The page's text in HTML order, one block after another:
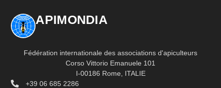
APIMONDIA
Fédération internationale des associations d'apiculteurs
Corso Vittorio Emanuele 101
I-00186 Rome, ITALIE
+39 06 685 2286